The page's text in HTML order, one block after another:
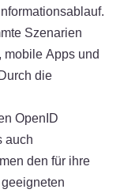
Szenarien
Apps und
die
OpenID
auch
den für ihre